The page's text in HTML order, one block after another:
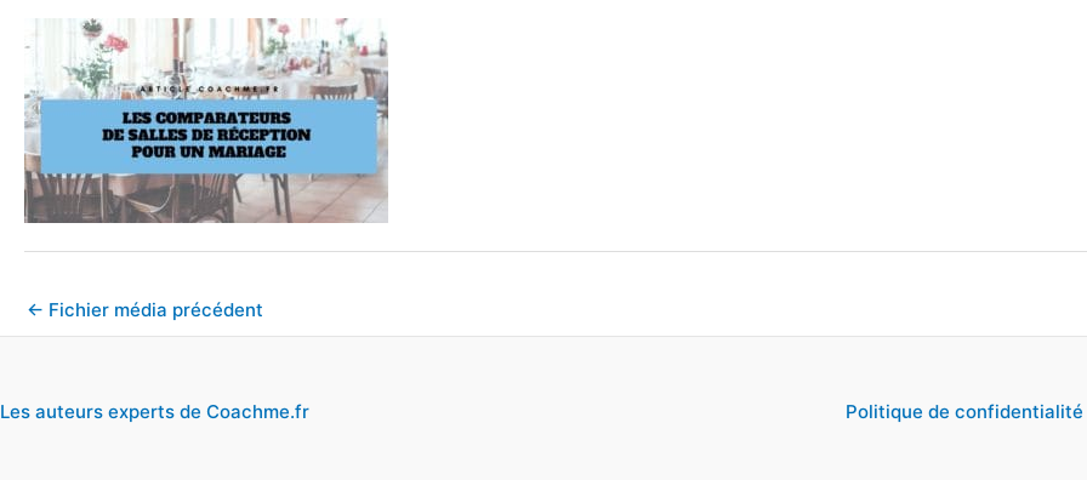
← Fichier média précédent
Les auteurs experts de Coachme.fr Politique de confidentialité